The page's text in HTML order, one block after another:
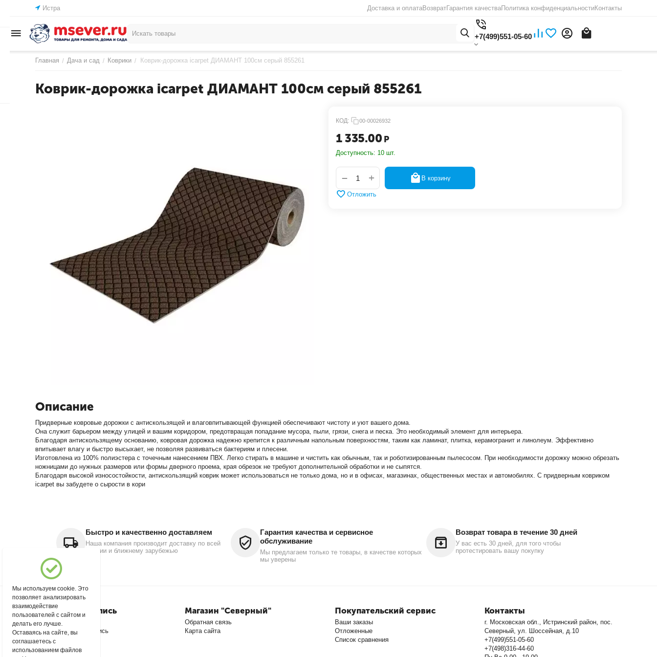
Истра Доставка и оплатаВозвратГарантия качестваПолитика конфиденциальностиКонтакты
+7(499)551-05-60
Главная / Дача и сад / Коврики / Коврик-дорожка icarpet ДИАМАНТ 100см серый 855261
Коврик-дорожка icarpet ДИАМАНТ 100см серый 855261
КОД: 00-00026932
1 335.00 Р
Доступность: 10 шт.
+
− В корзину
Отложить
Описание
Придверные ковровые дорожки с антискользящей и влаговпитывающей функцией обеспечивают чистоту и уют вашего дома.
Она служит барьером между улицей и вашим коридором, предотвращая попадание мусора, пыли, грязи, снега и песка. Это необходимый элемент для интерьера.
Благодаря антискользящему основанию, ковровая дорожка надежно крепится к различным напольным поверхностям, таким как ламинат, плитка, керамогранит и линолеум. Эффективно
впитывает влагу и быстро высыхает, не позволяя развиваться бактериям и плесени.
Изготовлена из 100% полиэстера с точечным нанесением ПВХ. Легко стирать в машине и чистить как обычным, так и роботизированным пылесосом. При необходимости дорожку можно обрезать
ножницами до нужных размеров или формы дверного проема, края обрезок не требуют дополнительной обработки и не сыпятся.
Благодаря высокой износостойкости, антискользящий коврик может использоваться не только дома, но и в офисах, магазинах, общественных местах и автомобилях. С придверным ковриком
icarpet вы забудете о сырости в кори
Быстро и качественно доставляем
Наша компания производит доставку по всей
России и ближнему зарубежью
Гарантия качества и сервисное
обслуживание
Мы предлагаем только те товары, в качестве которых
мы уверены
Возврат товара в течение 30 дней
У вас есть 30 дней, для того чтобы
протестировать вашу покупку
Моя учетная запись
Войти
Создать учетную запись
Магазин "Северный"
Обратная связь
Карта сайта
Покупательский сервис
Ваши заказы
Отложенные
Список сравнения
Контакты
г. Московская обл., Истринский район, пос.
Северный, ул. Шоссейная, д.10
+7(499)551-05-60
+7(498)316-44-60
Мы используем cookie. Это
позволяет анализировать
взаимодействие
пользователей с сайтом и
делать его лучше.
Оставаясь на сайте, вы
соглашаетесь с
использованием файлов